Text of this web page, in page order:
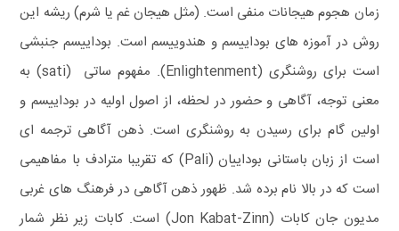
زمان هجوم هیجانات منفی است. (مثل هیجان غم یا شرم) ریشه این
روش در آموزه های بوداییسم و هندوییسم است. بوداییسم جنبشی
است برای روشنگری (Enlightenment). مفهوم ساتی (sati) به
معنی توجه، آگاهی و حضور در لحظه، از اصول اولیه در بوداییسم و
اولین گام برای رسیدن به روشنگری است. ذهن‌ آگاهی ترجمه ای
است از زبان باستانی بوداییان (Pali) که تقریبا مترادف با مفاهیمی
است که در بالا نام برده شد. ظهور ذهن‌ آگاهی در فرهنگ های غربی
مدیون جان کابات (Jon Kabat-Zinn) است. کابات زیر نظر شمار